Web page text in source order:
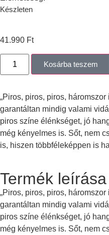
Készleten
41.990 Ft
Kosárba teszem
„Piros, piros, piros,
garantáltan mindig valami
piros színe élénkséget, jó
még kényelmes is. Sőt, nem
is, hiszen többféleképpen is
Termék leírása
„Piros, piros, piros,
garantáltan mindig valami
piros színe élénkséget, jó
még kényelmes is. Sőt, nem